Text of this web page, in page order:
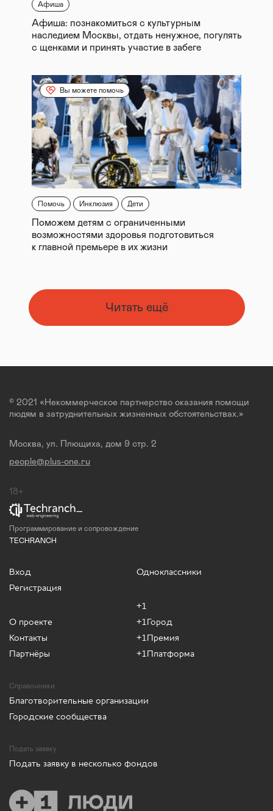
Афиша
Афиша: познакомиться с культурным
наследием Москвы, отдать ненужное, погулять
с щенками и принять участие в забеге
Вы можете помочь
Помочь Инклюзия Дети
Поможем детям с ограниченными
возможностями здоровья подготовиться
к главной премьере в их жизни
Читать ещё
© 2021 «Некоммерческое партнерство оказания помощи
людям в затруднительных жизненных обстоятельствах.»
Москва, ул. Плющиха, дом 9 стр. 2
people@plus-one.ru
18+
Программирование и сопровождение
TECHRANCH
Вход
Регистрация
О проекте
Контакты
Партнёры
Одноклассники
+1
+1Город
+1Премия
+1Платформа
Справочники
Благотворительные организации
Городские сообщества
Подать заявку
Подать заявку в несколько фондов